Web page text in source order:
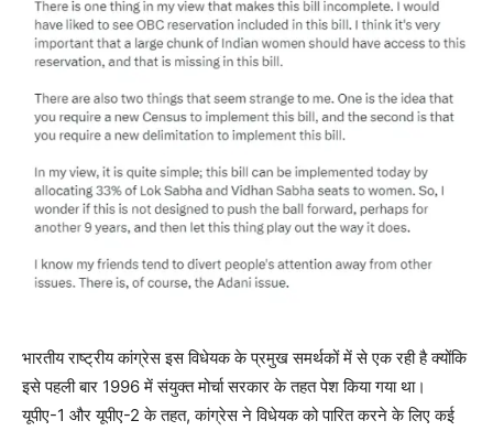
भारतीय राष्ट्रीय कांग्रेस इस विधेयक के प्रमुख समर्थकों में से एक रही है क्योंकि
इसे पहली बार 1996 में संयुक्त मोर्चा सरकार के तहत पेश किया गया था।
यूपीए-1 और यूपीए-2 के तहत, कांग्रेस ने विधेयक को पारित करने के लिए कई